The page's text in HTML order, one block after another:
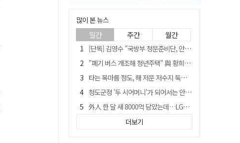
많이 본 뉴스
일간 주간 월간
[단독] 김영수 "국방부 청문준비단, 안규백 탈영 알고있었다"
"폐기 버스 개조해 청년주택" 與 황희…'딸 학비는 年 4200만원'
타는 목마름 청도, 해 저문 저수지 둑에 군수가 서 있었다
청도군정 '두 시어머니'가 되어서는 안된다
外人 한 달 새 8000억 담았는데…LG이노텍 목표주가는 왜 엇갈릴까
임시휴업 들어갔던 홈플러스 영주점, 7일 영업 재개…지하 1층만 운영
더보기